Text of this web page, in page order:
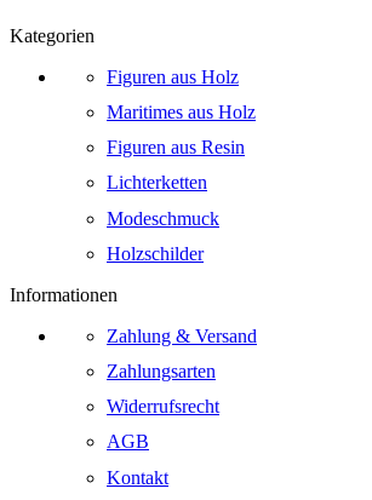
Kategorien
Figuren aus Holz
Maritimes aus Holz
Figuren aus Resin
Lichterketten
Modeschmuck
Holzschilder
Informationen
Zahlung & Versand
Zahlungsarten
Widerrufsrecht
AGB
Kontakt